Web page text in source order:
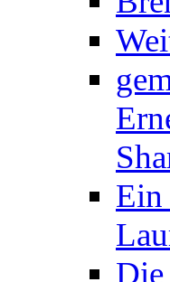
Ein
Die